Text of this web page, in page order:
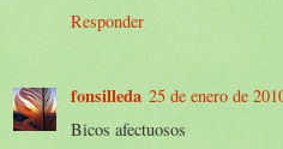
Responder
fonsilleda 25 de enero de
Bicos afectuosos